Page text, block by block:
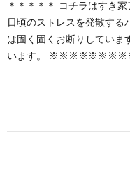
＊＊＊＊＊ コチラはすき
日頃のストレスを発散する
は固く固くお断りしていま
います。